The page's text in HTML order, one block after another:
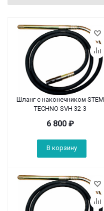
Шланг с наконечником STEM
TECHNO SVH 32-3
6 800 ₽
В корзину